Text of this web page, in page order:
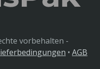
vorbehalten -
• AGB